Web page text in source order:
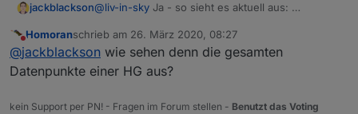
jackblackson@liv-in-sky Ja - so sieht es aktuell aus:
Nicht stören
Homoranschrieb am 26. März 2020, 08:27
zuletzt editiert von
@jackblackson wie sehen denn die gesamten
Datenpunkte einer HG aus?
kein Support per PN! - Fragen im Forum stellen - Benutzt das Voting